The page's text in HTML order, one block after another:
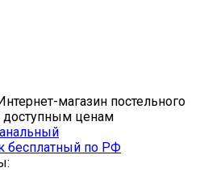
магазин постельного
доступным ценам
бесплатный по РФ